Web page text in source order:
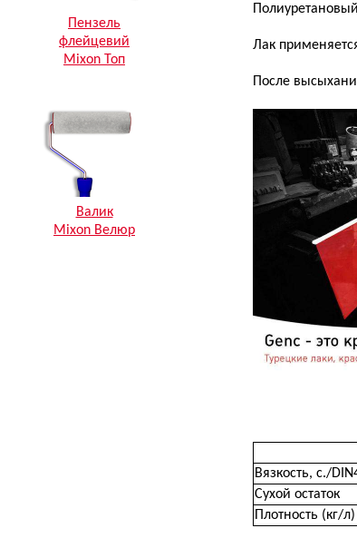
Пензель
флейцевий
Mixon Топ
Валик
Mixon Велюр
Лак
После
Вязкость, с./
Сухой остаток
Плотность (кг/л)